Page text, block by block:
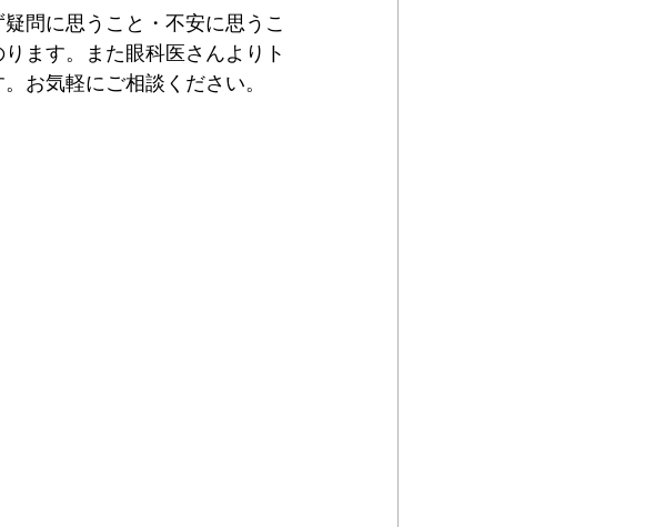
問に思うこと・不安に思うこ
ます。また眼科医さんよりト
お気軽にご相談ください。